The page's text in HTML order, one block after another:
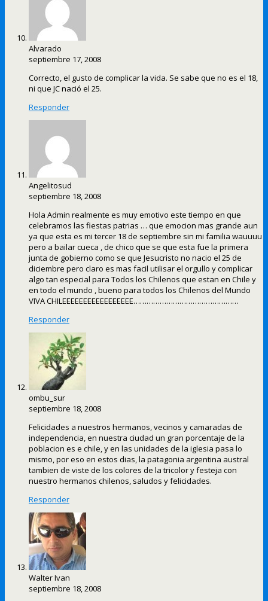
Alvarado
septiembre 17, 2008
Correcto, el gusto de complicar la vida. Se sabe que no es el 18,
ni que JC nació el 25.
Responder
Angelitosud
septiembre 18, 2008
Hola Admin realmente es muy emotivo este tiempo en que
celebramos las fiestas patrias … que emocion mas grande aun
ya que esta es mi tercer 18 de septiembre sin mi familia wauuuu
pero a bailar cueca , de chico que se que esta fue la primera
junta de gobierno como se que Jesucristo no nacio el 25 de
diciembre pero claro es mas facil utilisar el orgullo y complicar
algo tan especial para Todos los Chilenos que estan en Chile y
en todo el mundo , bueno para todos los Chilenos del Mundo
VIVA CHILEEEEEEEEEEEEEEEEE…………………………………………
Responder
ombu_sur
septiembre 18, 2008
Felicidades a nuestros hermanos, vecinos y camaradas de
independencia, en nuestra ciudad un gran porcentaje de la
poblacion es e chile, y en las unidades de la iglesia pasa lo
mismo, por eso en estos dias, la patagonia argentina austral
tambien de viste de los colores de la tricolor y festeja con
nuestro hermanos chilenos, saludos y felicidades.
Responder
Walter Ivan
septiembre 18, 2008